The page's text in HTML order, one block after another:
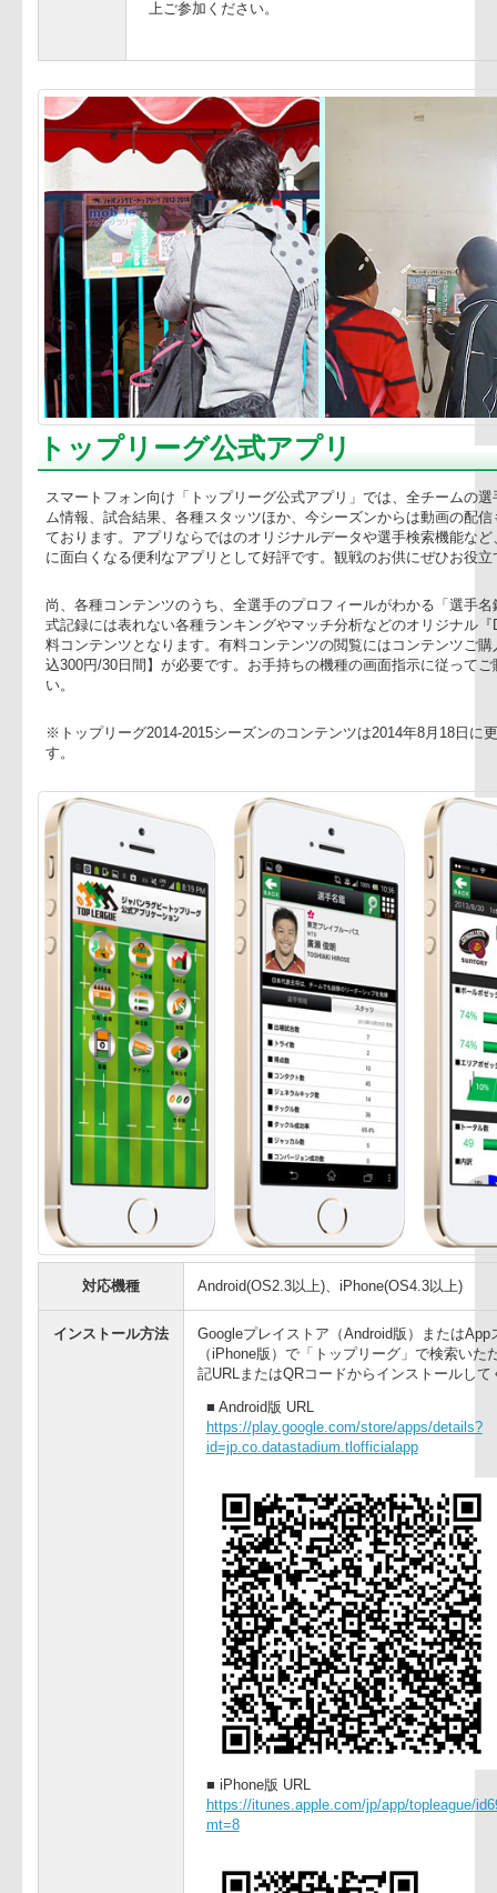
は無料ですが通信料はお客様負担となります
スタンプは貯まりませんのでご注意ください
行っていますが、海外の携帯電話と一部の携
フォン）では機種都合によりご参加いただけ
す。
その他、携帯画面に表示される規約・注意事
上ご参加ください。
トップリーグ公式アプリ
ム情報、試合結果、各種スタッツほか、今シーズンからは動
ております。アプリならではのオリジナルデータや選手検索
に面白くなる便利なアプリとして好評です。観戦のお供にぜ
尚、各種コンテンツのうち、全選手のプロフィールがわかる
式記録には表れない各種ランキングやマッチ分析などのオリ
料コンテンツとなります。有料コンテンツの閲覧にはコンテ
込300円/30日間】が必要です。お手持ちの機種の画面指示に
※トップリーグ2014-2015シーズンのコンテンツは2014年8月
Android(OS2.3以上)、iPhone(OS4.3以
Googleプレイストア（Android版）ま
（iPhone版）で「トップリーグ」で
記URLまたはQRコードからインスト
■ Android版 URL
https://play.google.com/store/apps/